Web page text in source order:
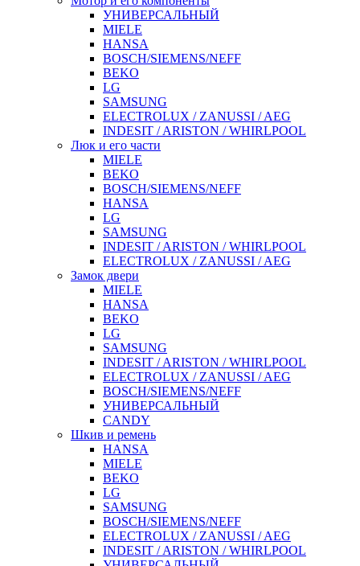
УНИВЕРСАЛЬНЫЙ
MIELE
HANSA
BOSCH/SIEMENS/NEFF
BEKO
LG
SAMSUNG
ELECTROLUX / ZANUSSI / AEG
INDESIT / ARISTON / WHIRLPOOL
Люк и его части
MIELE
BEKO
BOSCH/SIEMENS/NEFF
HANSA
LG
SAMSUNG
INDESIT / ARISTON / WHIRLPOOL
ELECTROLUX / ZANUSSI / AEG
Замок двери
MIELE
HANSA
BEKO
LG
SAMSUNG
INDESIT / ARISTON / WHIRLPOOL
ELECTROLUX / ZANUSSI / AEG
BOSCH/SIEMENS/NEFF
УНИВЕРСАЛЬНЫЙ
CANDY
Шкив и ремень
HANSA
MIELE
BEKO
LG
SAMSUNG
BOSCH/SIEMENS/NEFF
ELECTROLUX / ZANUSSI / AEG
INDESIT / ARISTON / WHIRLPOOL